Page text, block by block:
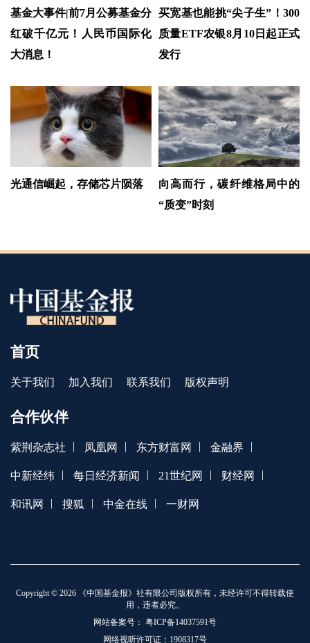
如投资于港股，会面临港股通机制下因投资环境、投资标
的、市场制度以及交易规则等差异带来的特有风险。(CIS)
基金大事件|前7月公募基金分
红破千亿元！人民币国际化
大消息！
买宽基也能挑“尖子生”！300
质量ETF农银8月10日起正式
发行
光通信崛起，存储芯片陨落
向高而行，碳纤维格局中的
“质变”时刻
首页
关于我们 加入我们 联系我们 版权声明
合作伙伴
紫荆杂志社 | 凤凰网 | 东方财富网 | 金融界 |
中新经纬 | 每日经济新闻 | 21世纪网 | 财经网 |
和讯网 | 搜狐 | 中金在线 | 一财网
Copyright © 2026 《中国基金报》社有限公司版权所有，未经许可不得转载使
用，违者必究。
网站备案号： 粤ICP备14037591号
网络视听许可证：1908317号